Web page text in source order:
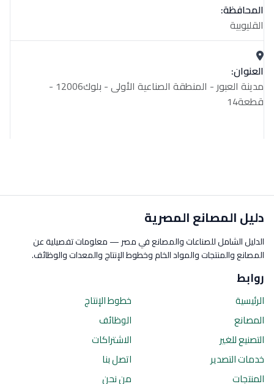
المحافظة:
القليوبية
العنوان:
مدينة العبور - المنطقة الصناعية الأولى - بلوك12006 -
قطعة14
دليل المصانع المصرية
الدليل الشامل للصناعات والمصانع في مصر — معلومات تفصيلية عن
المصانع والمنتجات والمواد الخام وخطوط الإنتاج والمعدات والوظائف.
روابط
الرئيسية
المصانع
التصنيع للغير
خدمات التصدير
المنتجات
خطوط الإنتاج
الوظائف
الاشتراكات
اتصل بنا
من نحن